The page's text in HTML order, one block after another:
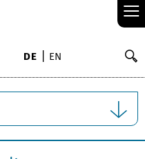
≡
DE EN